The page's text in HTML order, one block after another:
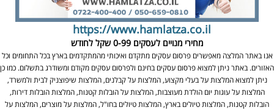
https://www.hamlatza.co.il
מחירי מנויים לעסקים 0-99 שקל לחודש
אנו באתר המלצה מאפשרים פרסום עסקים מתקדם ואיכותי מהמתקדמים בארץ בכל התחומים וכל
האזורים. באתר ניתן למצוא פרסום עסקים בחינם ולפרסום עסקים מקודם ומשודרג בתשלום. כמו כן
ניתן למצוא המלצות על בעלי מקצוע, המלצות על קבלנים, המלצות שיפוצניק לבית ולמשרד,
המלצות על עוגות יום הולדת מעוצבות, המלצות על הובלות קטנות, המלצות הובלות דירות,
הובלות קטנות, המלצות טיולים בארץ, המלצות טיולים בחו"ל, המלצות על מוצרים, המלצות על